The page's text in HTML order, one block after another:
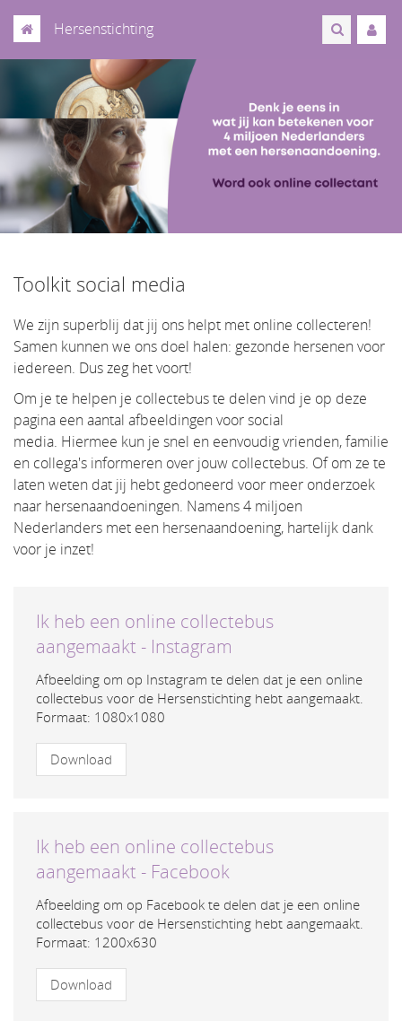
Hersenstichting
Toolkit social media
We zijn superblij dat jij ons helpt met online collecteren!
Samen kunnen we ons doel halen: gezonde hersenen voor
iedereen. Dus zeg het voort!
Om je te helpen je collectebus te delen vind je op deze
pagina een aantal afbeeldingen voor social
media. Hiermee kun je snel en eenvoudig vrienden, familie
en collega's informeren over jouw collectebus. Of om ze te
laten weten dat jij hebt gedoneerd voor meer onderzoek
naar hersenaandoeningen. Namens 4 miljoen
Nederlanders met een hersenaandoening, hartelijk dank
voor je inzet!
Ik heb een online collectebus
aangemaakt - Instagram
Afbeelding om op Instagram te delen dat je een online
collectebus voor de Hersenstichting hebt aangemaakt.
Formaat: 1080x1080
Download
Ik heb een online collectebus
aangemaakt - Facebook
Afbeelding om op Facebook te delen dat je een online
collectebus voor de Hersenstichting hebt aangemaakt.
Formaat: 1200x630
Download